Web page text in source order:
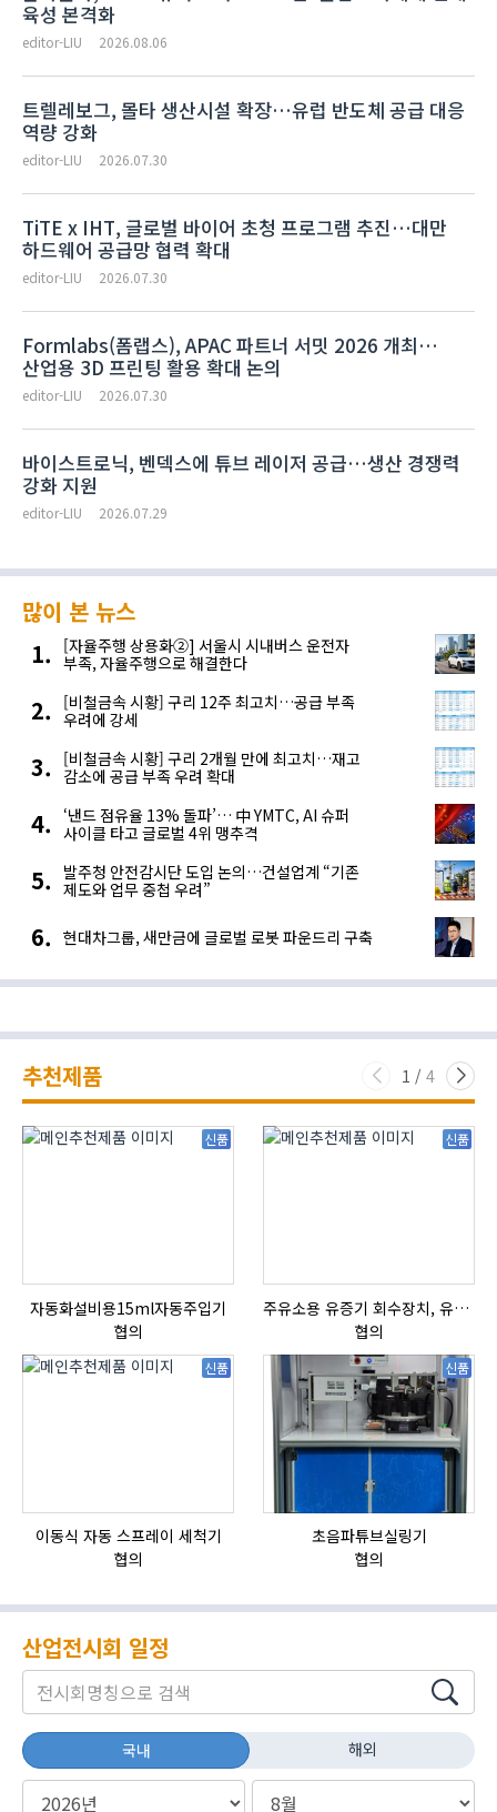
육성 본격화
editor-LIU 2026.08.06
트렐레보그, 몰타 생산시설 확장…유럽 반도체 공급 대응
역량 강화
editor-LIU 2026.07.30
TiTE x IHT, 글로벌 바이어 초청 프로그램 추진…대만
하드웨어 공급망 협력 확대
editor-LIU 2026.07.30
Formlabs(폼랩스), APAC 파트너 서밋 2026 개최…
산업용 3D 프린팅 활용 확대 논의
editor-LIU 2026.07.30
바이스트로닉, 벤덱스에 튜브 레이저 공급…생산 경쟁력
강화 지원
editor-LIU 2026.07.29
많이 본 뉴스
[자율주행 상용화②] 서울시 시내버스 운전자
부족, 자율주행으로 해결한다
[비철금속 시황] 구리 12주 최고치…공급 부족
우려에 강세
[비철금속 시황] 구리 2개월 만에 최고치…재고
감소에 공급 부족 우려 확대
‘낸드 점유율 13% 돌파’… 中 YMTC, AI 슈퍼
사이클 타고 글로벌 4위 맹추격
발주청 안전감시단 도입 논의…건설업계 “기존
제도와 업무 중첩 우려”
현대차그룹, 새만금에 글로벌 로봇 파운드리 구축
추천제품 1 / 4
신품
자동화설비용15ml자동주입기
협의
신품
주유소용 유증기 회수장치, 유증기 회수장치, 방폭형, 방폭형 유증기 회수장치
협의
신품
이동식 자동 스프레이 세척기
협의
신품
초음파튜브실링기
협의
산업전시회 일정
국내 해외